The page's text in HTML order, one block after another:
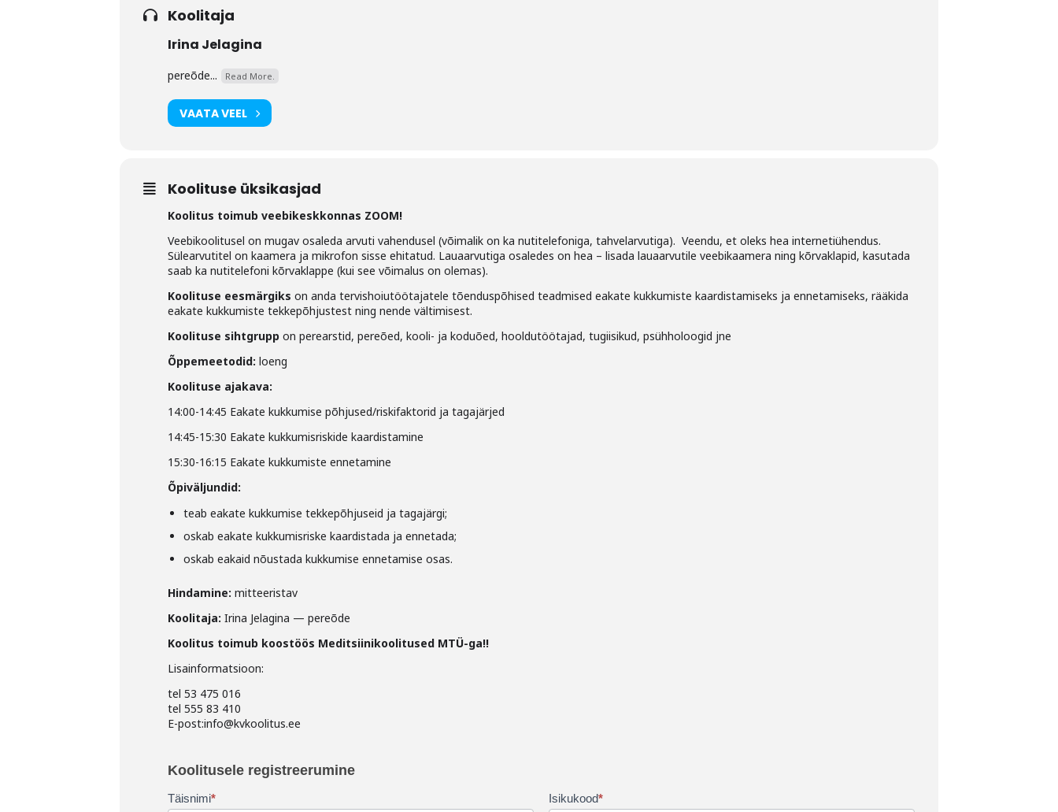
Koolitaja
Irina Jelagina
pereõde... Read More.
VAATA VEEL
Koolituse üksikasjad
Koolitus toimub veebikeskkonnas ZOOM!
Veebikoolitusel on mugav osaleda arvuti vahendusel (võimalik on ka nutitelefoniga, tahvelarvutiga). Veendu, et oleks hea internetiühendus.
Sülearvutitel on kaamera ja mikrofon sisse ehitatud. Lauaarvutiga osaledes on hea – lisada lauaarvutile veebikaamera ning kõrvaklapid, kasutada
saab ka nutitelefoni kõrvaklappe (kui see võimalus on olemas).
Koolituse eesmärgiks on anda tervishoiutöötajatele tõenduspõhised teadmised eakate kukkumiste kaardistamiseks ja ennetamiseks, rääkida
eakate kukkumiste tekkepõhjustest ning nende vältimisest.
Koolituse sihtgrupp on perearstid, pereõed, kooli- ja koduõed, hooldutöötajad, tugiisikud, psühholoogid jne
Õppemeetodid: loeng
Koolituse ajakava:
14:00-14:45 Eakate kukkumise põhjused/riskifaktorid ja tagajärjed
14:45-15:30 Eakate kukkumisriskide kaardistamine
15:30-16:15 Eakate kukkumiste ennetamine
Õpiväljundid:
teab eakate kukkumise tekkepõhjuseid ja tagajärgi;
oskab eakate kukkumisriske kaardistada ja ennetada;
oskab eakaid nõustada kukkumise ennetamise osas.
Hindamine: mitteeristav
Koolitaja: Irina Jelagina — pereõde
Koolitus toimub koostöös Meditsiinikoolitused MTÜ-ga!!
Lisainformatsioon:
tel 53 475 016
tel 555 83 410
E-post:info@kvkoolitus.ee
registreerumine
est
Koolitusele registreerumine
Täisnimi* Isikukood*